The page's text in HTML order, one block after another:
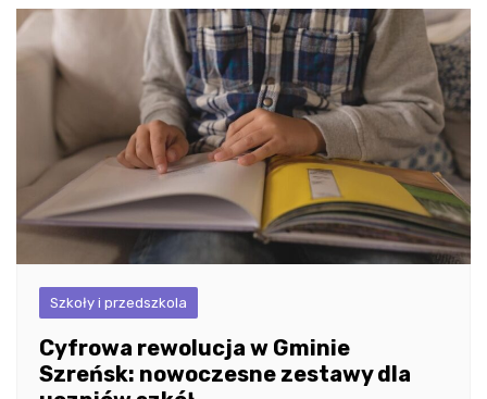
Szkoły i przedszkola
Cyfrowa rewolucja w Gminie
Szreńsk: nowoczesne zestawy dla